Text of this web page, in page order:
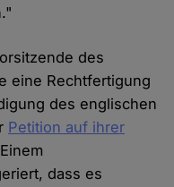
des
eine Rechtfertigung
des englischen
Petition auf ihrer
dass es